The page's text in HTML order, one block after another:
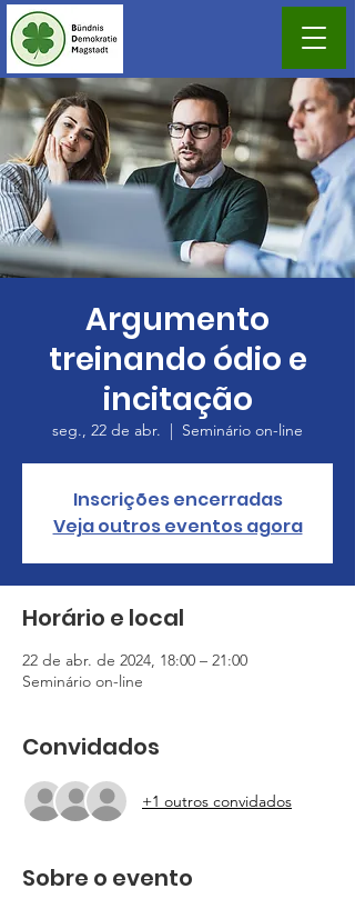
Argumento
treinando ódio e
incitação
seg., 22 de abr.
  |
Seminário on-line
Inscrições encerradas
Veja outros eventos agora
Horário e local
22 de abr. de 2024, 18:00 – 21:00
Seminário on-line
Convidados
+1 outros convidados
Sobre o evento